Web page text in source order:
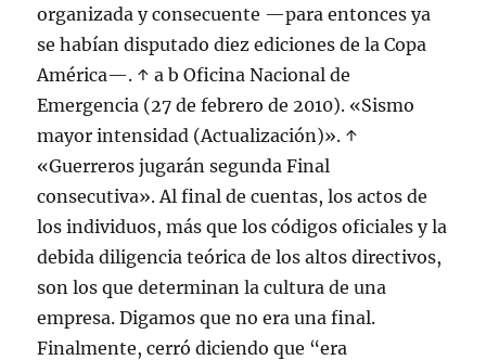
organizada y consecuente —para entonces ya
se habían disputado diez ediciones de la Copa
América—. ↑ a b Oficina Nacional de
Emergencia (27 de febrero de 2010). «Sismo
mayor intensidad (Actualización)». ↑
«Guerreros jugarán segunda Final
consecutiva». Al final de cuentas, los actos de
los individuos, más que los códigos oficiales y la
debida diligencia teórica de los altos directivos,
son los que determinan la cultura de una
empresa. Digamos que no era una final.
Finalmente, cerró diciendo que “era